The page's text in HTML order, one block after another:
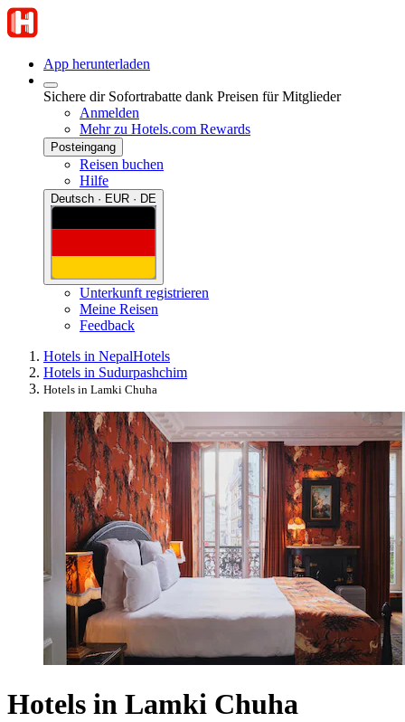
App herunterladen
Sichere dir Sofortrabatte dank Preisen für Mitglieder
Anmelden
Mehr zu Hotels.com Rewards
Posteingang
Reisen buchen
Hilfe
Deutsch · EUR · DE
Unterkunft registrieren
Meine Reisen
Feedback
Hotels in NepalHotels
Hotels in Sudurpashchim
Hotels in Lamki Chuha
Hotels in Lamki Chuha